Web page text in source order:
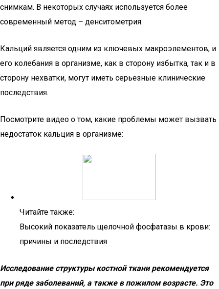
снимкам. В некоторых случаях используется более
современный метод – денситометрия.
Кальций является одним из ключевых макроэлементов, и
его колебания в организме, как в сторону избытка, так и в
сторону нехватки, могут иметь серьезные клинические
последствия.
Посмотрите видео о том, какие проблемы может вызвать
недостаток кальция в организме:
Читайте также:
Высокий показатель щелочной фосфатазы в крови:
причины и последствия
Исследование структуры костной ткани рекомендуется
при ряде заболеваний, а также в пожилом возрасте. Это